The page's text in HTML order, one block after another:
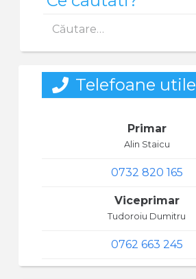
după:
Telefoane utile
Primar
Alin Staicu
0732 820 165
Viceprimar
Tudoroiu Dumitru
0762 663 245